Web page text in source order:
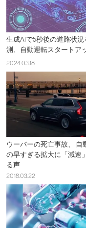
生成AIで5秒後の道路状況
測、自動運転スタートア
2024.03.18
ウーバーの死亡事故、 自
の早すぎる拡大に「減速
る声
2018.03.22